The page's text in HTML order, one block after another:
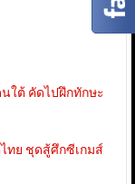
ใต้ คัดไปฝึกทักษะ
ทย ชุดสู้ศึกซีเกมส์